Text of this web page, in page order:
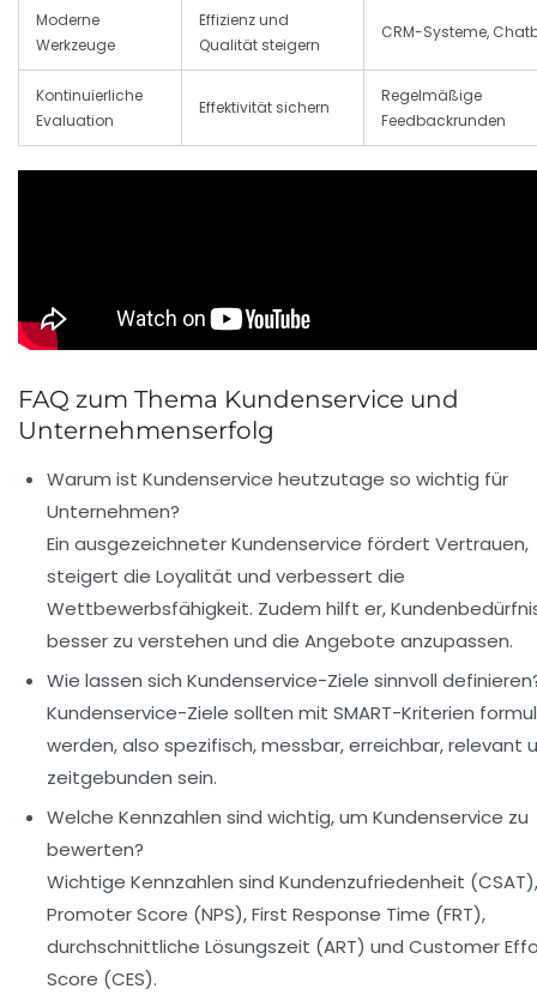
Moderne
Werkzeuge
Effizienz und
Qualität steigern
CRM-Systeme,
Kontinuierliche
Evaluation
Effektivität sichern
Regelmäßige
Feedbackrunden
FAQ zum Thema Kundenservice und
Unternehmenserfolg
Warum ist Kundenservice heutzutage so wichtig für
Unternehmen?
Ein ausgezeichneter Kundenservice fördert Vertrauen,
steigert die Loyalität und verbessert die
Wettbewerbsfähigkeit. Zudem hilft er,
besser zu verstehen und die Angebote anzupassen.
Wie lassen sich Kundenservice-Ziele sinnvoll
Kundenservice-Ziele sollten mit SMART-Kriterien
werden, also spezifisch, messbar, erreichbar, relevant
zeitgebunden sein.
Welche Kennzahlen sind wichtig, um Kundenservice zu
bewerten?
Wichtige Kennzahlen sind Kundenzufriedenheit
Promoter Score (NPS), First Response Time (FRT),
durchschnittliche Lösungszeit (ART) und Customer
Score (CES).